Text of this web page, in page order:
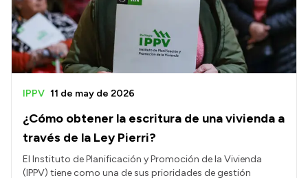
¿Cómo obtener la escritura de una vivienda a
través de la Ley Pierri?
IPPV 11 de may de 2026
El Instituto de Planificación y Promoción de la Vivienda
(IPPV) tiene como una de sus prioridades de gestión